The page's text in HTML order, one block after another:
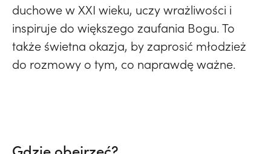
duchowe w XXI wieku, uczy wrażliwości i
inspiruje do większego zaufania Bogu. To
także świetna okazja, by zaprosić młodzież
do rozmowy o tym, co naprawdę ważne.